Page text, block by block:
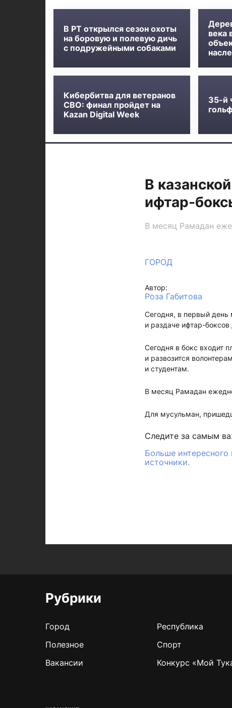
В РТ открылся сезон охоты
на боровую и полевую дичь
с подружейными собаками
века
Кибербитва для ветеранов
СВО: финал пройдет на
Kazan Digital Week
35-й
В
ифтар-
В месяц Рамадан
ГОРОД
Автор:
Роза Габитова
Сегодня, в первый день
и раздаче ифтар-
Сегодня в бокс входит
и развозится
и студентам.
В месяц Рамадан
Для мусульман,
Следите за самым
Больше интересного
источники.
Рубрики
Город Республика
Полезное
Спорт
Вакансии
Конкурс «Мой